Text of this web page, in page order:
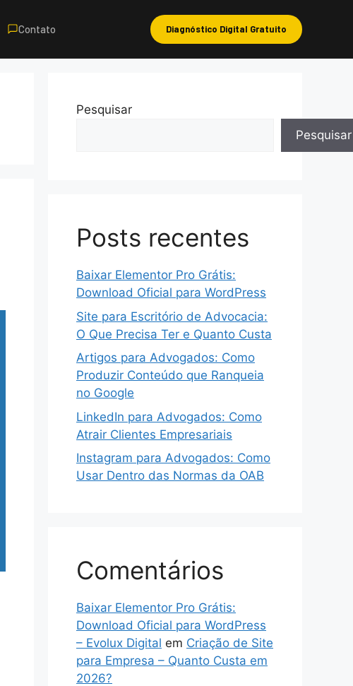
Contato Diagnóstico Digital Gratuito
Pesquisar
Pesquisar
Posts recentes
Baixar Elementor Pro Grátis:
Download Oficial para WordPress
Site para Escritório de Advocacia:
O Que Precisa Ter e Quanto Custa
Artigos para Advogados: Como
Produzir Conteúdo que Ranqueia
no Google
LinkedIn para Advogados: Como
Atrair Clientes Empresariais
Instagram para Advogados: Como
Usar Dentro das Normas da OAB
Comentários
Baixar Elementor Pro Grátis:
Download Oficial para WordPress
– Evolux Digital em Criação de Site
para Empresa – Quanto Custa em
2026?